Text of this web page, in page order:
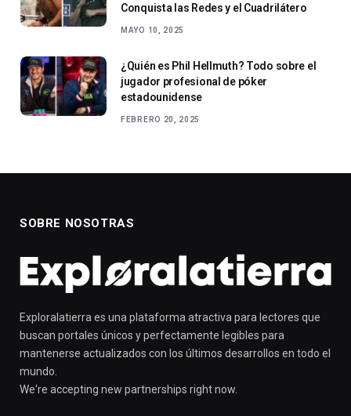
Conquista las Redes y el Cuadrilátero
MAYO 10, 2025
¿Quién es Phil Hellmuth? Todo sobre el
jugador profesional de póker
estadounidense
FEBRERO 20, 2025
SOBRE NOSOTRAS
Exploralatierra es una plataforma atractiva para lectores que
buscan portales únicos y perfectamente legibles para
mantenerse actualizados con los últimos desarrollos en todo el
mundo.
We're accepting new partnerships right now.